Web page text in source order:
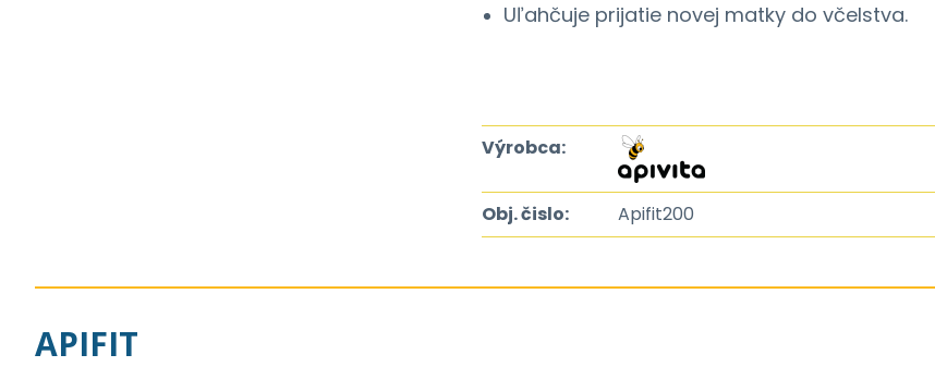
Uľahčuje prijatie novej matky do včelstva.
Výrobca:
Obj. čislo: Apifit200
APIFIT